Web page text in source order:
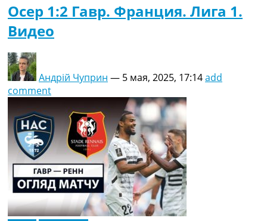
Осер 1:2 Гавр. Франция. Лига 1.
Видео
Андрій Чуприн — 5 мая, 2025, 17:14add
comment